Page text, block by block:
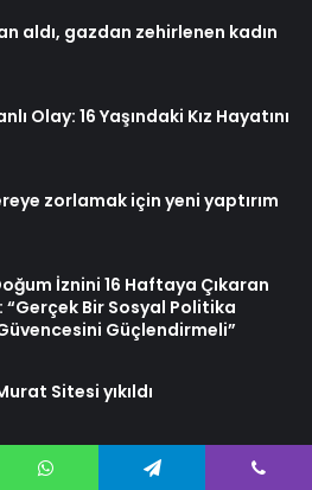
aldı, gazdan zehirlenen kadın
Olay: 16 Yaşındaki Kız Hayatını
zorlamak için yeni yaptırım
İznini 16 Haftaya Çıkaran
“Gerçek Bir Sosyal Politika
Güçlendirmeli”
Sitesi yıkıldı